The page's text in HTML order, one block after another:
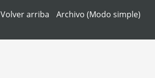
Volver arriba Archivo (Modo simple)